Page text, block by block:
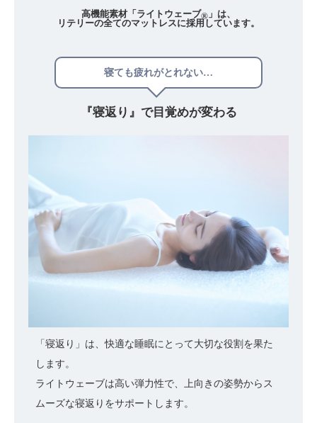
高機能素材「ライトウェーブ® 」は、
リテリーの全てのマットレスに採用しています。
寝ても疲れがとれない…
『寝返り』で目覚めが変わる
「寝返り」は、快適な睡眠にとって大切な役割を果た
します。
ライトウェーブは高い弾力性で、上向きの姿勢からス
ムーズな寝返りをサポートします。